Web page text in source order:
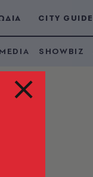
CITY GUIDE
SHOWBIZ